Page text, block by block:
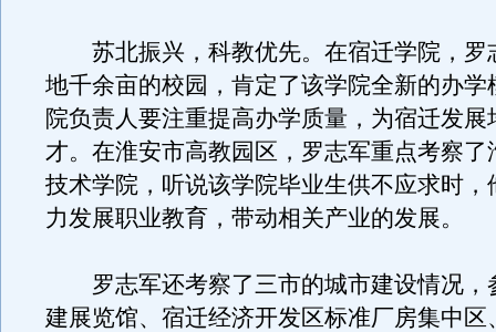
苏北振兴，科教优先。在宿迁学院，罗
地千余亩的校园，肯定了该学院全新的办学
院负责人要注重提高办学质量，为宿迁发展
才。在淮安市高教园区，罗志军重点考察了
技术学院，听说该学院毕业生供不应求时，
力发展职业教育，带动相关产业的发展。
罗志军还考察了三市的城市建设情况，
建展览馆、宿迁经济开发区标准厂房集中区